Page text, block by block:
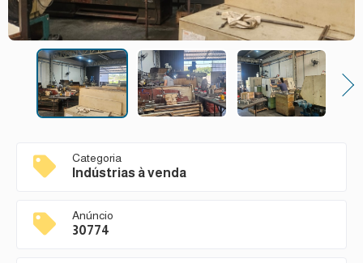
Next
Categoria
Indústrias à venda
Anúncio
30774